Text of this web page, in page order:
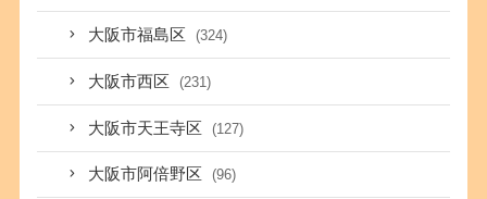
大阪市福島区 (324)
大阪市西区 (231)
大阪市天王寺区 (127)
大阪市阿倍野区 (96)